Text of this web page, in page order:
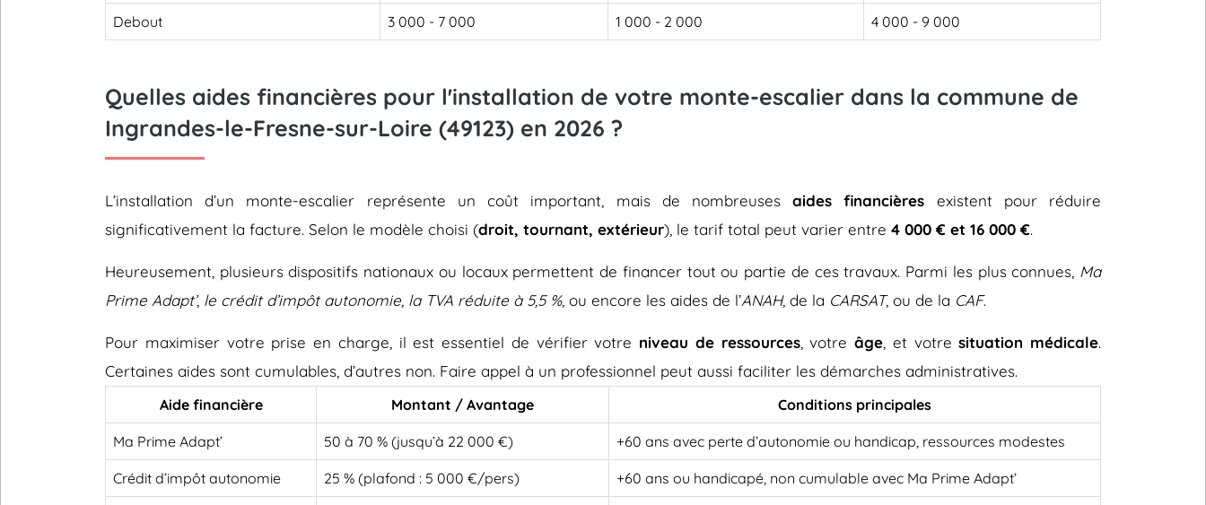
Debout 3 000 - 7 000 1 000 - 2 000 4 000 - 9 000
Quelles aides financières pour l'installation de votre monte-escalier dans la commune de
Ingrandes-le-Fresne-sur-Loire (49123) en 2026 ?
L’installation d’un monte-escalier représente un coût important, mais de nombreusesaides financières existent pour réduire
significativement la facture. Selon le modèle choisi (droit, tournant, extérieur), le tarif total peut varier entre 4 000 € et 16 000 €.
Heureusement, plusieurs dispositifs nationaux ou locaux permettent de financer tout ou partie de ces travaux. Parmi les plus connues, Ma
Prime Adapt’, le crédit d’impôt autonomie la TVA réduite à 5,5 %, ou encore les aides de l’ANAH, de la CARSAT, ou de la CAF.
Pour maximiser votre prise en charge, il est essentiel de vérifier votre niveau de ressources, votre âge , et votresituation médicale.
Certaines aides sont cumulables, d’autres non. Faire appel à un professionnel peut aussi faciliter les démarches administratives.
Aide financière Montant / Avantage Conditions principales
Ma Prime Adapt’ 50 à 70 % (jusqu’à 22 000 €) +60 ans avec perte d’autonomie ou handicap, ressources modestes
Crédit d’impôt autonomie 25 % (plafond : 5 000 €/pers) +60 ans ou handicapé, non cumulable avec Ma Prime Adapt’